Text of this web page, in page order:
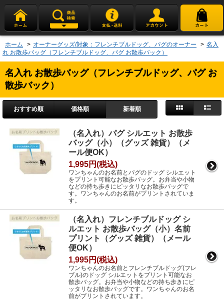
ホーム > オーナーグッズ/対象：フレンチブルドッグ、パグのオーナー > 名入
れ お散歩バッグ（フレンチブルドッグ、パグ お散歩バック）
名入れ お散歩バッグ（フレンチブルドッグ、パグ お
散歩バック）
おすすめ順 価格順 新着順
（名入れ）パグ シルエット お散歩
バッグ（小）（グッズ 雑貨）（メ
ール便OK）
1,995円(税込)
ワンちゃんのお名前とパグのドッグ シルエット
をプリント可能なお散歩バッグ。お弁当や小物
などの持ち歩きにピッタリなお散歩バッグで
す。ワンちゃんのお名前がプリントされていま
す。
（名入れ）フレンチブルドッグ シ
ルエット お散歩バッグ（小）名前
プリント（グッズ 雑貨）（メール
便OK）
1,995円(税込)
ワンちゃんのお名前とフレンチブルドッグ(フレ
ブル)のドッグ シルエットをプリント可能なお
散歩バッグ。お弁当や小物などの持ち歩きにピ
ッタリなお散歩バッグです。ワンちゃんのお名
前がプリントされています。